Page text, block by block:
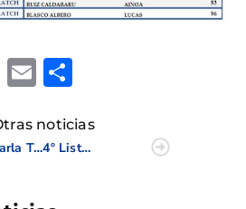
LinkedIn
Email
noticias
Carla Tejedo tercera en el Campeonato Sub-16 de la C.V.
4º Listado Informativo acceso Campeonatos de España Infantil, Alevín y Benjamín 2017